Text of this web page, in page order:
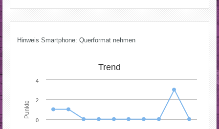
Hinweis Smartphone: Querformat nehmen
Punkte
Trend
0
2
4